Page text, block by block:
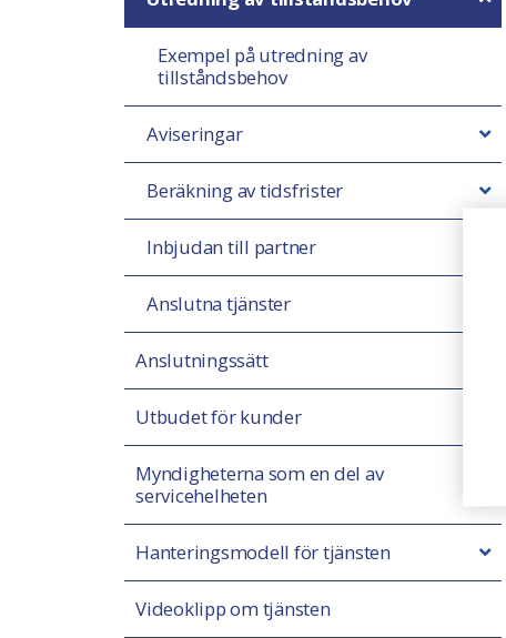
Exempel på utredning av
tillståndsbehov­
Aviseringar
Beräkning av tidsfrister
Inbjudan till partner
Anslutna tjänster
Anslutningssätt
Utbudet för kunder
Myndigheterna som en del av
servicehelheten
Hanteringsmodell för tjänsten
Videoklipp om tjänsten